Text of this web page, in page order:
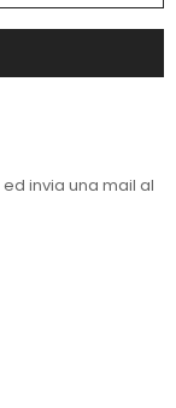
ed invia una mail al